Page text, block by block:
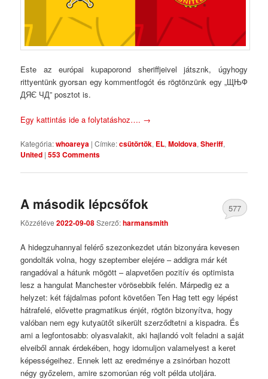
Este az európai kupaporond sheriffjeivel játsznk, úgyhogy
rittyentünk gyorsan egy kommentfogót és rögtönzünk egy „ЩЊФ
ДЯЄ ЧД” posztot is.
Egy kattintás ide a folytatáshoz…. →
Kategória:whoareya |Címke:csütörtök, EL,Moldova,Sheriff,
United |553 Comments
A második lépcsőfok
Közzétéve2022-09-08Szerző:harmansmith
577
A hidegzuhannyal felérő szezonkezdet után bizonyára kevesen
gondolták volna, hogy szeptember elejére – addigra már két
rangadóval a hátunk mögött – alapvetően pozitív és optimista
lesz a hangulat Manchester vörösebbik felén. Márpedig ez a
helyzet: két fájdalmas pofont követően Ten Hag tett egy lépést
hátrafelé, elővette pragmatikus énjét, rögtön bizonyítva, hogy
valóban nem egy kutyaütőt sikerült szerződtetni a kispadra. És
ami a legfontosabb: olyasvalakit, aki hajlandó volt feladni a saját
elveiből annak érdekében, hogy idomuljon valamelyest a keret
képességeihez. Ennek lett az eredménye a zsinórban hozott
négy győzelem, amire szomorúan rég volt példa utoljára.